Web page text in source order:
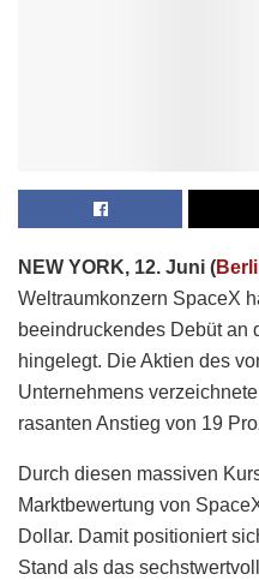
NEW YORK, 12. Juni (
Weltraumkonzern SpaceX
beeindruckendes Debüt an
hingelegt. Die Aktien des
Unternehmens
rasanten Anstieg von 19
Durch diesen massiven
Marktbewertung von
Dollar. Damit positioniert
Stand als das